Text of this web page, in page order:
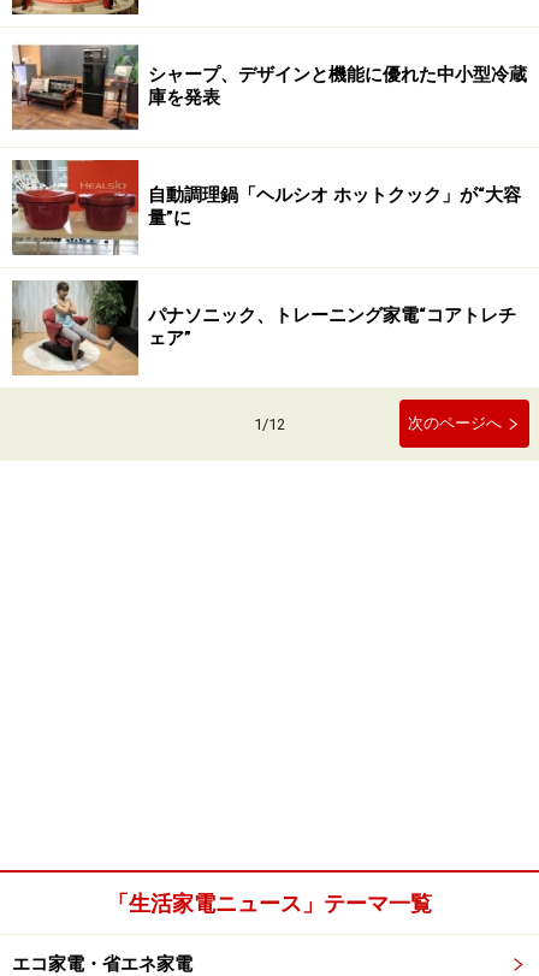
シャープ、デザインと機能に優れた中小型冷蔵
庫を発表
自動調理鍋「ヘルシオ ホットクック」が“大容
量”に
パナソニック、トレーニング家電“コアトレチ
ェア”
1/12 次のページへ
「生活家電ニュース」テーマ一覧
エコ家電・省エネ家電